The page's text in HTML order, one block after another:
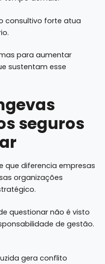
consultivo forte atua
para aumentar
sustentam esse
seguros
que diferencia empresas
organizações
questionar não é visto
de gestão.
gera conflito